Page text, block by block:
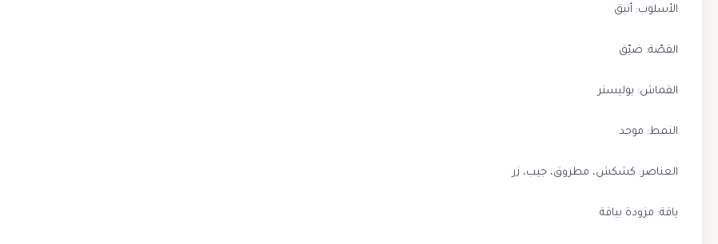
الأسلوب: أنيق
القصّة: ضيّق
القماش: بوليستر
النمط: موحد
العناصر: كشكش، مطروق، جيب، زر
ياقة: مزودة بياقة